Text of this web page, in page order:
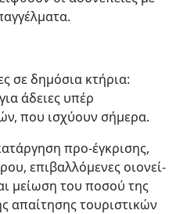
σε δημόσια κτήρια:
άδειες υπέρ
που ισχύουν σήμερα.
προ-έγκρισης,
επιβαλλόμενες οιονεί-
μείωση του ποσού της
απαίτησης τουριστικών